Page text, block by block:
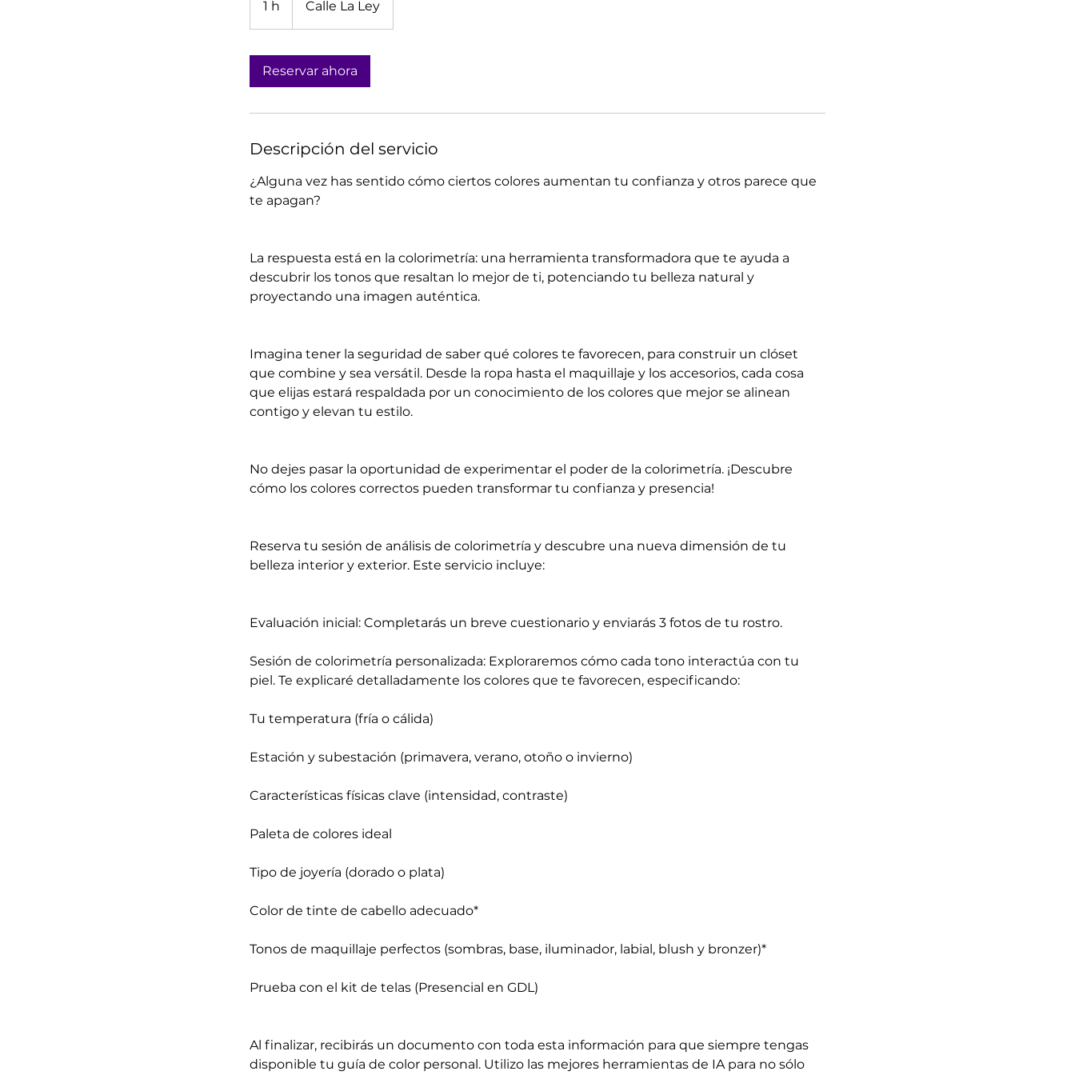
1 h Calle La Ley
Reservar ahora
Descripción del servicio
¿Alguna vez has sentido cómo ciertos colores aumentan tu confianza y otros parece que
te apagan?
La respuesta está en la colorimetría: una herramienta transformadora que te ayuda a
descubrir los tonos que resaltan lo mejor de ti, potenciando tu belleza natural y
proyectando una imagen auténtica.
Imagina tener la seguridad de saber qué colores te favorecen, para construir un clóset
que combine y sea versátil. Desde la ropa hasta el maquillaje y los accesorios, cada cosa
que elijas estará respaldada por un conocimiento de los colores que mejor se alinean
contigo y elevan tu estilo.
No dejes pasar la oportunidad de experimentar el poder de la colorimetría. ¡Descubre
cómo los colores correctos pueden transformar tu confianza y presencia!
Reserva tu sesión de análisis de colorimetría y descubre una nueva dimensión de tu
belleza interior y exterior. Este servicio incluye:
Evaluación inicial: Completarás un breve cuestionario y enviarás 3 fotos de tu rostro.
Sesión de colorimetría personalizada: Exploraremos cómo cada tono interactúa con tu
piel. Te explicaré detalladamente los colores que te favorecen, especificando:
Tu temperatura (fría o cálida)
Estación y subestación (primavera, verano, otoño o invierno)
Características físicas clave (intensidad, contraste)
Paleta de colores ideal
Tipo de joyería (dorado o plata)
Color de tinte de cabello adecuado*
Tonos de maquillaje perfectos (sombras, base, iluminador, labial, blush y bronzer)*
Prueba con el kit de telas (Presencial en GDL)
Al finalizar, recibirás un documento con toda esta información para que siempre tengas
disponible tu guía de color personal. Utilizo las mejores herramientas de IA para no sólo